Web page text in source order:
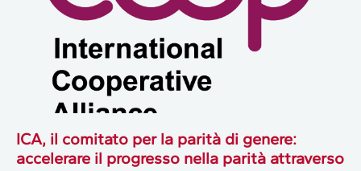
ICA, il comitato per la parità di genere:
accelerare il progresso nella parità attraverso